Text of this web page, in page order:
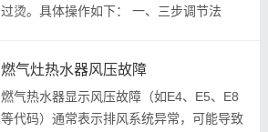
过烫。具体操作如下： 一、三步调节法
燃气灶热水器风压故障
燃气热水器显示风压故障（如E4、E5、E8
等代码）通常表示排风系统异常，可能导致